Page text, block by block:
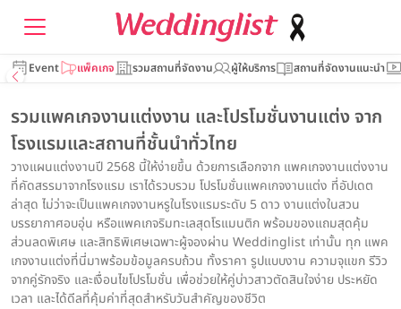
Event แพ็คเกจ รวมสถานที่จัดงาน ผู้ให้บริการ สถานที่จัดงานแนะนำ
รวมแพคเกจงานแต่งงาน และโปรโมชั่นงานแต่ง จาก
โรงแรมและสถานที่ชั้นนำทั่วไทย
วางแผนแต่งงานปี 2568 นี้ให้ง่ายขึ้น ด้วยการเลือกจาก แพคเกจงานแต่งงาน
ที่คัดสรรมาจากโรงแรม เราได้รวบรวม โปรโมชั่นแพคเกจงานแต่ง ที่อัปเดต
ล่าสุด ไม่ว่าจะเป็นแพคเกจงานหรูในโรงแรมระดับ 5 ดาว งานแต่งในสวน
บรรยากาศอบอุ่น หรือแพคเกจริมทะเลสุดโรแมนติก พร้อมของแถมสุดคุ้ม
ส่วนลดพิเศษ และสิทธิพิเศษเฉพาะผู้จองผ่าน Weddinglist เท่านั้น ทุก แพค
เกจงานแต่งที่นี่มาพร้อมข้อมูลครบถ้วน ทั้งราคา รูปแบบงาน ความจุแขก รีวิว
จากคู่รักจริง และเงื่อนไขโปรโมชั่น เพื่อช่วยให้คู่บ่าวสาวตัดสินใจง่าย ประหยัด
เวลา และได้ดีลที่คุ้มค่าที่สุดสำหรับวันสำคัญของชีวิต